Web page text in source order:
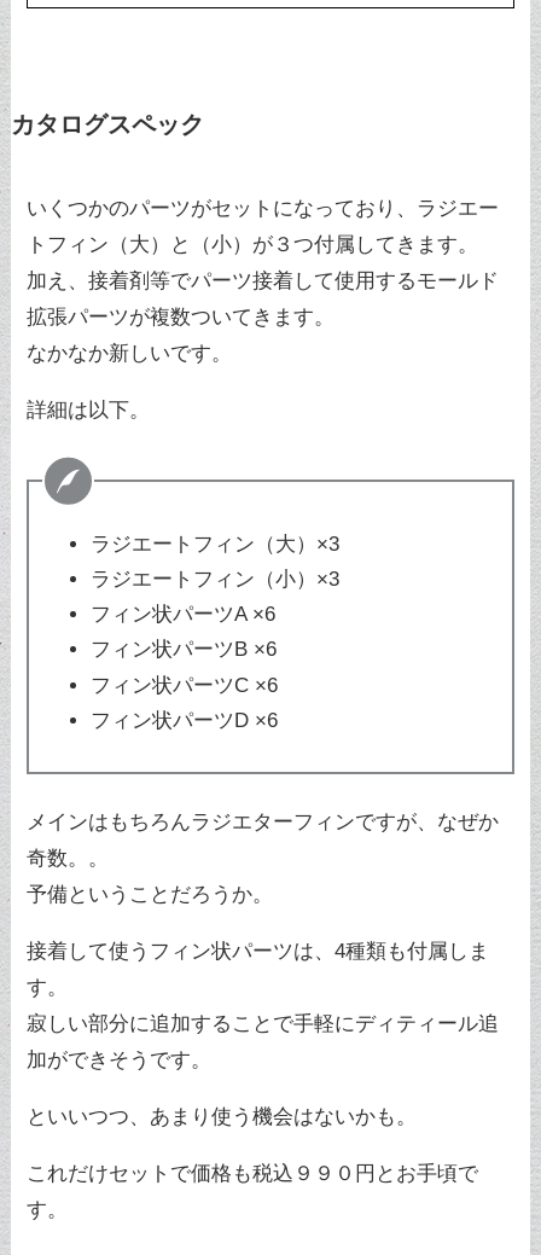
カタログスペック
いくつかのパーツがセットになっており、ラジエー
トフィン（大）と（小）が３つ付属してきます。
加え、接着剤等でパーツ接着して使用するモールド
拡張パーツが複数ついてきます。
なかなか新しいです。
詳細は以下。
ラジエートフィン（大）×3
ラジエートフィン（小）×3
フィン状パーツA ×6
フィン状パーツB ×6
フィン状パーツC ×6
フィン状パーツD ×6
メインはもちろんラジエターフィンですが、なぜか
奇数。。
予備ということだろうか。
接着して使うフィン状パーツは、4種類も付属しま
す。
寂しい部分に追加することで手軽にディティール追
加ができそうです。
といいつつ、あまり使う機会はないかも。
これだけセットで価格も税込９９０円とお手頃で
す。